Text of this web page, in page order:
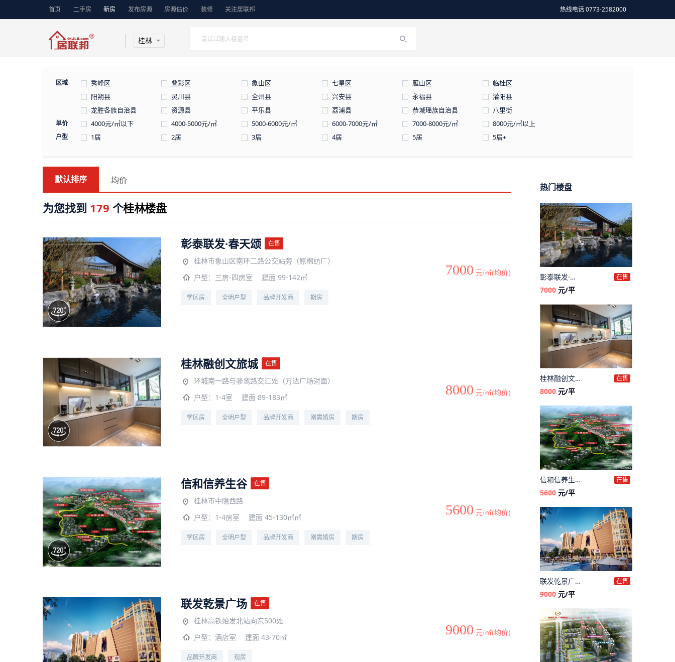
首页 二手房 新房 发布房源 房源估价 装修 关注居联邦 热线电话 0773-2582000
桂林
区域 秀峰区 叠彩区 象山区 七星区 雁山区
临桂区
阳朔县
灵川县 全州县 兴安县 永福县
灌阳县
龙胜各族自治县
资源县 平乐县 荔浦县 恭城瑶族自治县 八里街
单价 4000元/㎡以下 4000-5000元/㎡ 5000-6000元/㎡ 6000-7000元/㎡ 7000-8000元/㎡ 8000元/㎡以上
户型 1居 2居 3居 4居 5居 5居+
默认排序 均价
为您找到 179 个桂林楼盘
彰泰联发·春天颂 在售
桂林市象山区南环二路公交站旁（原棉纺厂）
户型： 三房-四房室 建面 99-142㎡
学区房 全明户型 品牌开发商 期房
7000 元/㎡(均价)
桂林融创文旅城 在售
环城南一路与骖鸾路交汇处（万达广场对面）
户型： 1-4室 建面 89-183㎡
学区房 全明户型 品牌开发商 刚需婚房 期房
8000 元/㎡(均价)
信和信养生谷 在售
桂林市中隐西路
户型： 1-4房室 建面 45-130㎡㎡
学区房 全明户型 品牌开发商 刚需婚房 期房
5600 元/㎡(均价)
联发乾景广场 在售
桂林高铁始发北站向东500处
户型： 酒店室 建面 43-70㎡
品牌开发商 现房
9000 元/㎡(均价)
热门楼盘
彰泰联发·春天颂 在售
7000 元/平
桂林融创文旅城 在售
8000 元/平
信和信养生谷 在售
5600 元/平
联发乾景广场 在售
9000 元/平